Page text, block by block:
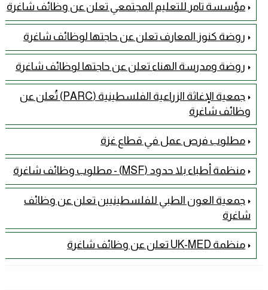
مؤسسة تامر للتعليم المجتمعي تعلن عن وظائف شاغرة
روضة كنوز المعارف تعلن عن حاجتها لوظائف شاغرة
روضة ومدرسة الهناء تعلن عن حاجتها لوظائف شاغرة
جمعية الإغاثة الزراعية الفلسطينية (PARC) تُعلن عن
وظائف شاغرة
مطلوب فرص عمل في قطاع غزة
منظمة أطباء بلا حدود (MSF) - مطلوب وظائف شاغرة
جمعية العون الطبي للفلسطينيين تعلن عن وظائف
شاغرة
منظمة UK-MED تعلن عن وظائف شاغرة